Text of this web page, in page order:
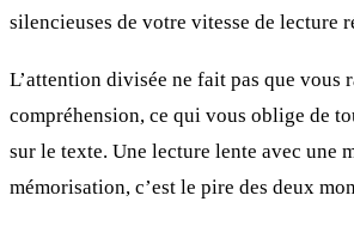
silencieuses de votre vitesse de lecture
L’attention divisée ne fait pas que vous
compréhension, ce qui vous oblige de
sur le texte. Une lecture lente avec une
mémorisation, c’est le pire des deux